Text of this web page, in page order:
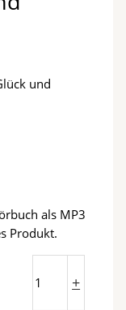
und
als MP3
Produkt.
+